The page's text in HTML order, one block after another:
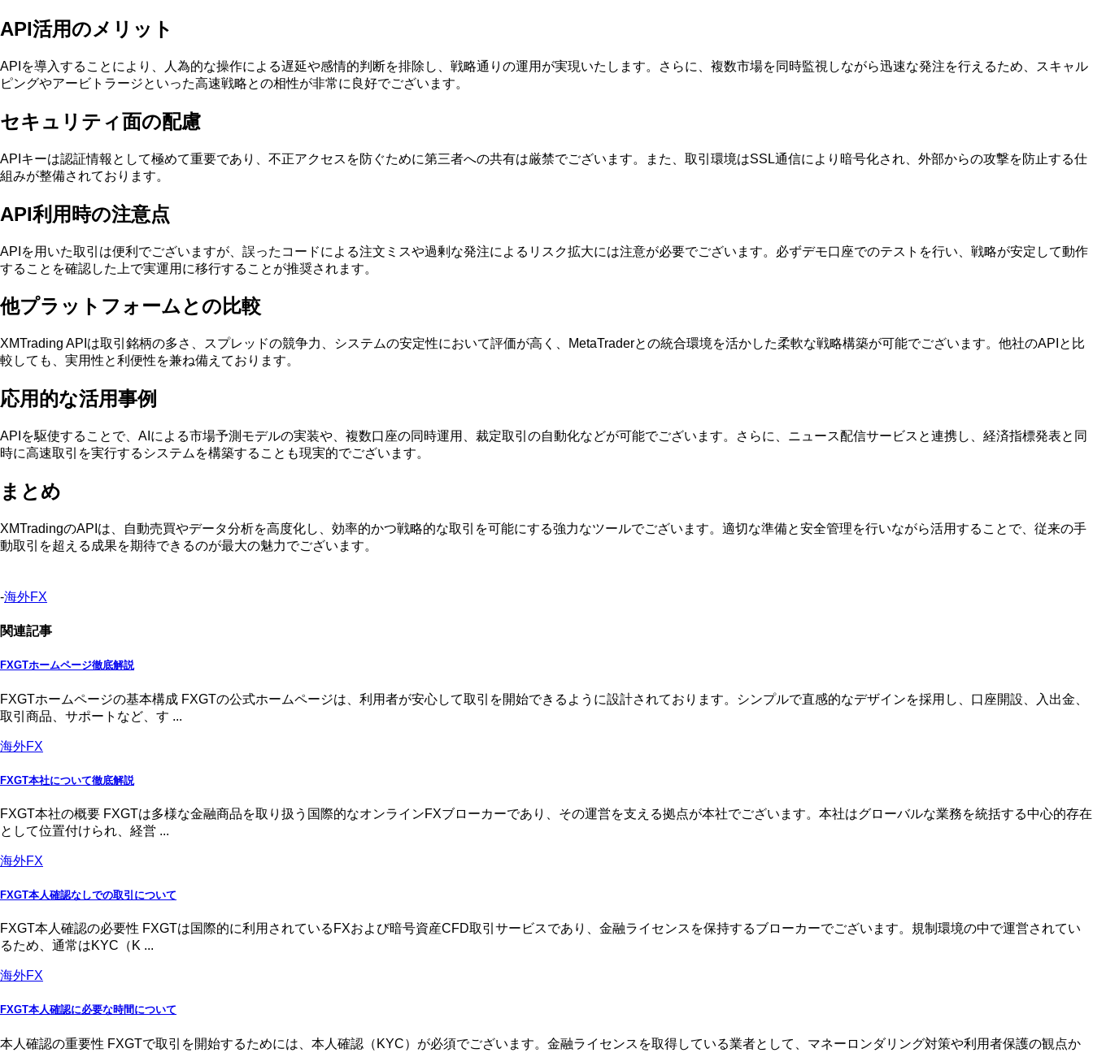
API活用のメリット
APIを導入することにより、人為的な操作による遅延や感情的判断を排除し、戦略通りの運用が実現いたします。さらに、複数市場を同時監視しながら迅速な発注を行えるため、スキャル
ピングやアービトラージといった高速戦略との相性が非常に良好でございます。
セキュリティ面の配慮
APIキーは認証情報として極めて重要であり、不正アクセスを防ぐために第三者への共有は厳禁でございます。また、取引環境はSSL通信により暗号化され、外部からの攻撃を防止する仕
組みが整備されております。
API利用時の注意点
APIを用いた取引は便利でございますが、誤ったコードによる注文ミスや過剰な発注によるリスク拡大には注意が必要でございます。必ずデモ口座でのテストを行い、戦略が安定して動作
することを確認した上で実運用に移行することが推奨されます。
他プラットフォームとの比較
XMTrading APIは取引銘柄の多さ、スプレッドの競争力、システムの安定性において評価が高く、MetaTraderとの統合環境を活かした柔軟な戦略構築が可能でございます。他社のAPIと比
較しても、実用性と利便性を兼ね備えております。
応用的な活用事例
APIを駆使することで、AIによる市場予測モデルの実装や、複数口座の同時運用、裁定取引の自動化などが可能でございます。さらに、ニュース配信サービスと連携し、経済指標発表と同
時に高速取引を実行するシステムを構築することも現実的でございます。
まとめ
XMTradingのAPIは、自動売買やデータ分析を高度化し、効率的かつ戦略的な取引を可能にする強力なツールでございます。適切な準備と安全管理を行いながら活用することで、従来の手
動取引を超える成果を期待できるのが最大の魅力でございます。
-海外FX
関連記事
FXGTホームページ徹底解説
FXGTホームページの基本構成 FXGTの公式ホームページは、利用者が安心して取引を開始できるように設計されております。シンプルで直感的なデザインを採用し、口座開設、入出金、
取引商品、サポートなど、す ...
海外FX
FXGT本社について徹底解説
FXGT本社の概要 FXGTは多様な金融商品を取り扱う国際的なオンラインFXブローカーであり、その運営を支える拠点が本社でございます。本社はグローバルな業務を統括する中心的存在
として位置付けられ、経営 ...
海外FX
FXGT本人確認なしでの取引について
FXGT本人確認の必要性 FXGTは国際的に利用されているFXおよび暗号資産CFD取引サービスであり、金融ライセンスを保持するブローカーでございます。規制環境の中で運営されてい
るため、通常はKYC（K ...
海外FX
FXGT本人確認に必要な時間について
本人確認の重要性 FXGTで取引を開始するためには、本人確認（KYC）が必須でございます。金融ライセンスを取得している業者として、マネーロンダリング対策や利用者保護の観点か